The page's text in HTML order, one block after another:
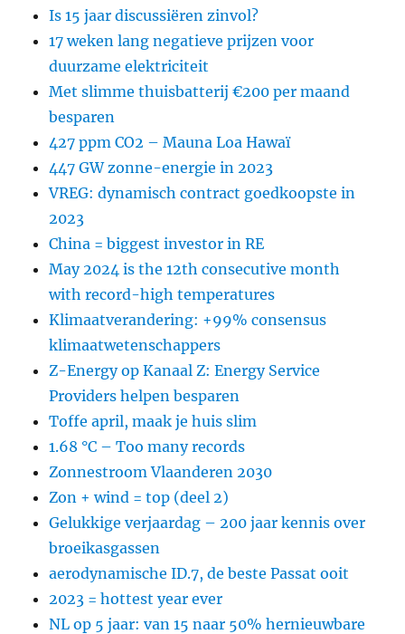
Is 15 jaar discussiëren zinvol?
17 weken lang negatieve prijzen voor
duurzame elektriciteit
Met slimme thuisbatterij €200 per maand
besparen
427 ppm CO2 – Mauna Loa Hawaï
447 GW zonne-energie in 2023
VREG: dynamisch contract goedkoopste in
2023
China = biggest investor in RE
May 2024 is the 12th consecutive month
with record-high temperatures
Klimaatverandering: +99% consensus
klimaatwetenschappers
Z-Energy op Kanaal Z: Energy Service
Providers helpen besparen
Toffe april, maak je huis slim
1.68 °C – Too many records
Zonnestroom Vlaanderen 2030
Zon + wind = top (deel 2)
Gelukkige verjaardag – 200 jaar kennis over
broeikasgassen
aerodynamische ID.7, de beste Passat ooit
2023 = hottest year ever
NL op 5 jaar: van 15 naar 50% hernieuwbare